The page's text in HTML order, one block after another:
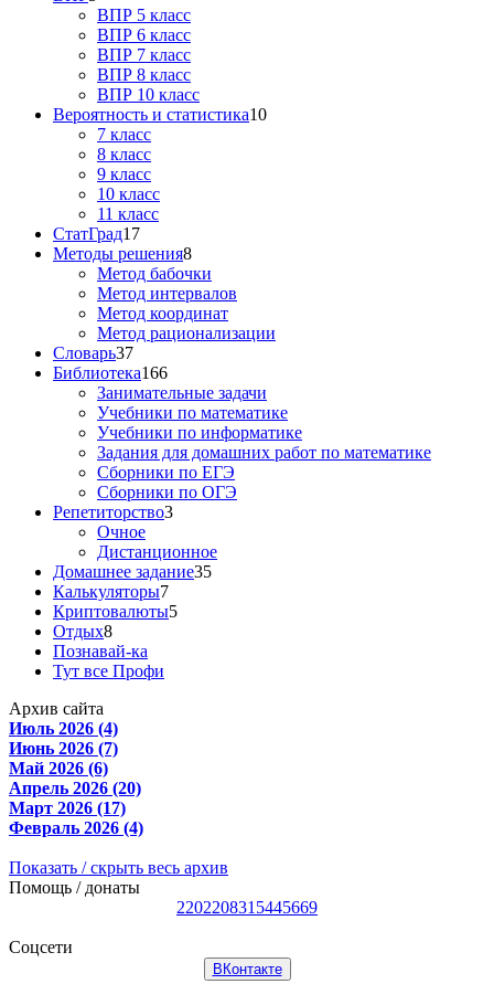
ВПР 5 класс
ВПР 6 класс
ВПР 7 класс
ВПР 8 класс
ВПР 10 класс
Вероятность и статистика10
7 класс
8 класс
9 класс
10 класс
11 класс
СтатГрад17
Методы решения8
Метод бабочки
Метод интервалов
Метод координат
Метод рационализации
Словарь37
Библиотека166
Занимательные задачи
Учебники по математике
Учебники по информатике
Задания для домашних работ по математике
Сборники по ЕГЭ
Сборники по ОГЭ
Репетиторство3
Очное
Дистанционное
Домашнее задание35
Калькуляторы7
Криптовалюты5
Отдых8
Познавай-ка
Тут все Профи
Архив сайта
Июль 2026 (4)
Июнь 2026 (7)
Май 2026 (6)
Апрель 2026 (20)
Март 2026 (17)
Февраль 2026 (4)
Показать / скрыть весь архив
Помощь / донаты
2202208315445669
Соцсети
ВКонтакте